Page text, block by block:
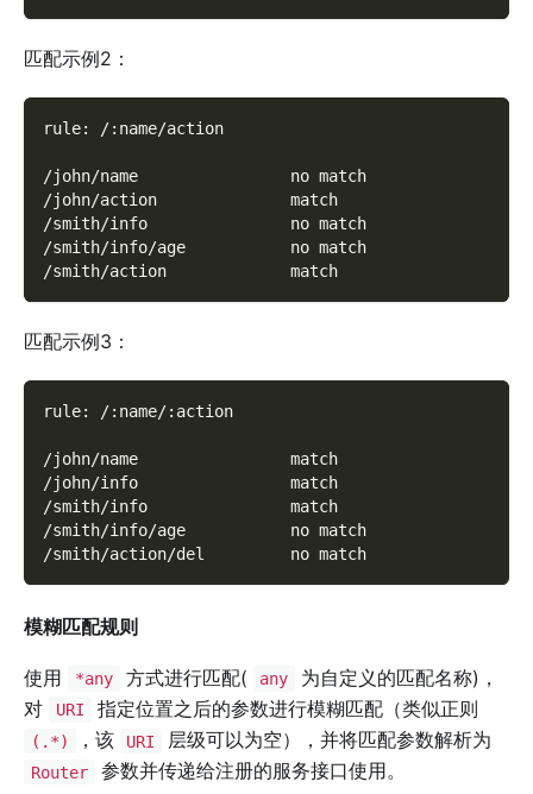
匹配示例2：
rule: /:name/action
/john/name                no match
/john/action              match
/smith/info               no match
/smith/info/age           no match
/smith/action             match
匹配示例3：
rule: /:name/:action
/john/name                match
/john/info                match
/smith/info               match
/smith/info/age           no match
/smith/action/del         no match
模糊匹配规则
使用 *any 方式进行匹配( any
为自定义的匹配名称)，
对
URI 指定位置之后的参数进行模糊匹配（类似正则
(.*) ，该 URI 层级可以为空），并将匹配参数解析为
Router 参数并传递给注册的服务接口使用。